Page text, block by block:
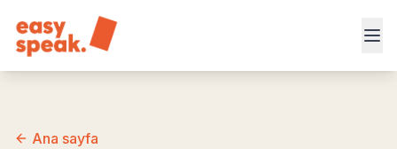
Ana sayfa